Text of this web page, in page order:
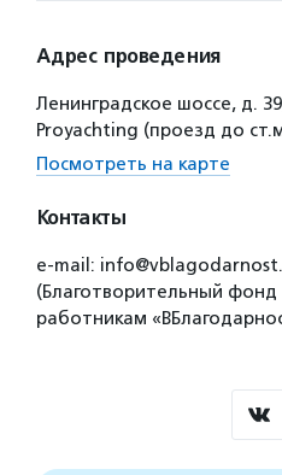
Адрес проведения
Ленинградское шоссе, д.
Proyachting (проезд до
Посмотреть на карте
Контакты
e-mail:
(Благотворительный
работникам